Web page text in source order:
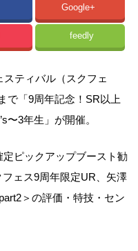
Google+
feedly
ティバル（スクフェ
で「9周年記念！SR以上
〜3年生」が開催。
ピックアップブースト勧
ェス9周年限定UR、矢澤
＞の評価・特技・セン